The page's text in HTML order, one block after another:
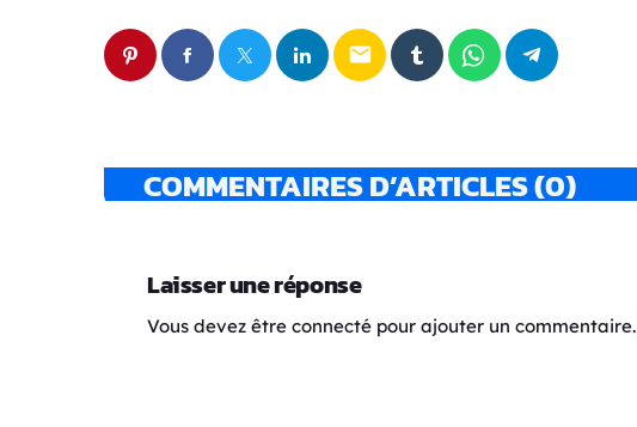
email
COMMENTAIRES D’ARTICLES (0)
Laisser une réponse
Vous devez être connecté pour ajouter un commentaire.